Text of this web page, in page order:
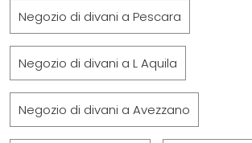
Negozio di divani a Pescara
Negozio di divani a L Aquila
Negozio di divani a Avezzano